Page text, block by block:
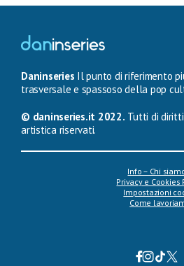
Daninseries Il punto di riferimento
trasversale e spassoso della pop
© daninseries.it 2022. Tutti di
artistica riservati.
Info – Chi
Privacy e Cookies
Impostazioni
Come